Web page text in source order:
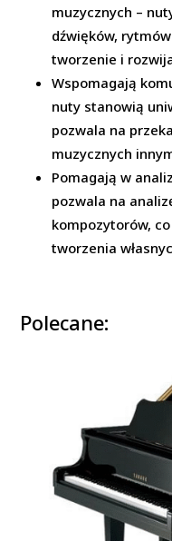
muzycznych –
dźwięków,
tworzenie i
Wspomagają
nuty stanowią
pozwala na
muzycznych
Pomagają w
pozwala na
kompozytorów,
tworzenia
Polecane: